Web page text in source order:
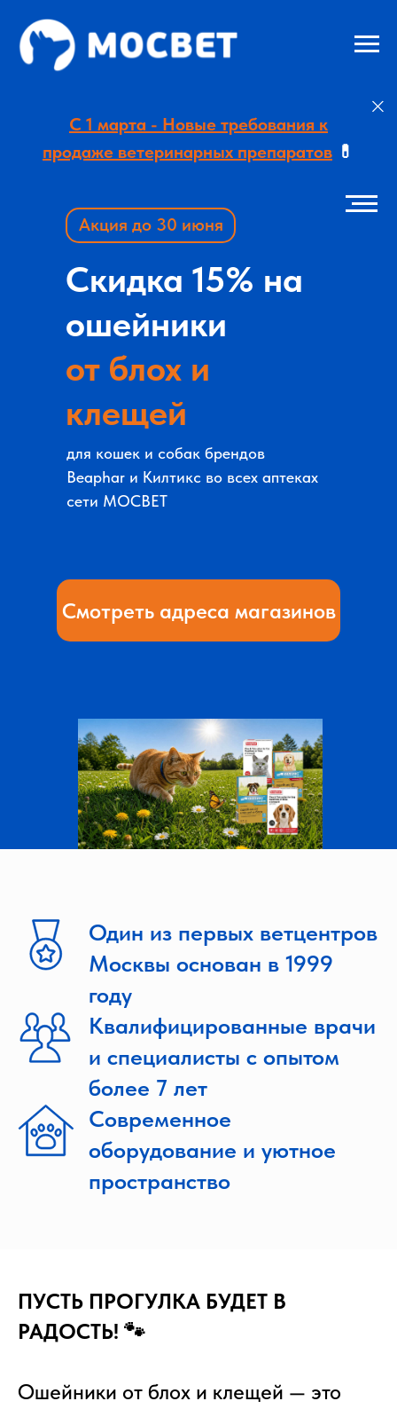
С 1 марта - Новые требования к
продаже ветеринарных препаратов 💊
Скидка 15% на
ошейники
от блох и
клещей
для кошек и собак брендов
Beaphar и Килтикс во всех аптеках
сети МОСВЕТ
Смотреть адреса магазинов
Акция до 30 июня
Один из первых ветцентров
Москвы основан в 1999
году
Квалифицированные врачи
и специалисты с опытом
более 7 лет
Современное
оборудование и уютное
пространство
ПУСТЬ ПРОГУЛКА БУДЕТ В
РАДОСТЬ! 🐾
Ошейники от блох и клещей — это